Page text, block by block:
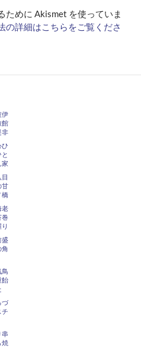
ために Akismet を使っていま
の詳細はこちらをご覧くださ
伊
館
非
ひ
家
甘
橋
老
巻
盛
角
鳥
飴
づ
チ
串
焼